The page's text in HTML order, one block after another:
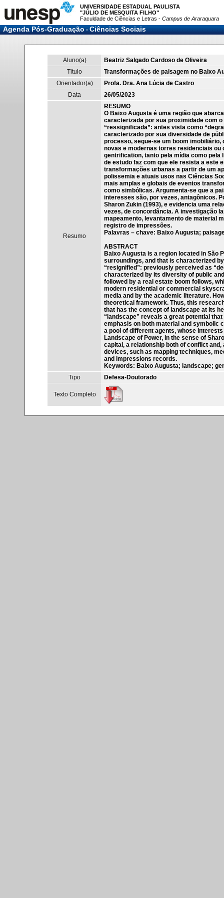
UNIVERSIDADE ESTADUAL PAULISTA
"JÚLIO DE MESQUITA FILHO"
Faculdade de Ciências e Letras - Campus de Araraquara
Agenda Pós-Graduação-Ciências Sociais
Aluno(a)
Beatriz Salgado Cardoso de Oliveira
Titulo
Transformações de paisagem no Baixo
Orientador(a)
Profa. Dra. Ana Lúcia de Castro
Data
26/05/2023
Resumo
RESUMO
O Baixo Augusta é uma região que
caracterizada por sua proximidade com
“ressignificada”: antes vista como
caracterizado por sua diversidade de
processo, segue-se um boom
novas e modernas torres residenciais
gentrification, tanto pela mídia como
de estudo faz com que ele resista a este
transformações urbanas a partir de um
polissemia e atuais usos nas Ciências
mais amplas e globais de eventos
como simbólicas. Argumenta-se que a
interesses são, por vezes, antagônicos.
Sharon Zukin (1993), e evidencia uma
vezes, de concordância. A investigação
mapeamento, levantamento de material
registro de impressões.
Palavras – chave: Baixo Augusta;
ABSTRACT
Baixo Augusta is a region located in São
surroundings, and that is characterized
“resignified”: previously perceived as
characterized by its diversity of public
followed by a real estate boom follows,
modern residential or commercial
media and by the academic literature.
theoretical framework. Thus, this
that has the concept of landscape at its
“landscape” reveals a great potential
emphasis on both material and symbolic
a pool of different agents, whose
Landscape of Power, in the sense of
capital, a relationship both of conflict
devices, such as mapping techniques,
and impressions records.
Keywords: Baixo Augusta; landscape;
Tipo
Defesa-Doutorado
Texto Completo